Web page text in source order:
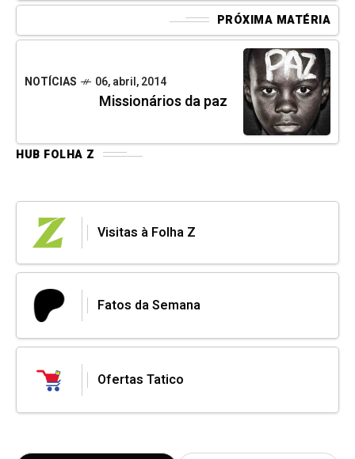
PRÓXIMA MATÉRIA
NOTÍCIAS 06, abril, 2014
Missionários da paz
HUB FOLHA Z
Visitas à Folha Z
Fatos da Semana
Ofertas Tatico